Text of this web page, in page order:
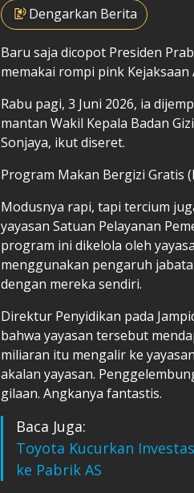
Dengarkan Berita
Baru saja dicopot Presiden
memakai rompi pink
Rabu pagi, 3 Juni 2026, ia
mantan Wakil Kepala Badan
Sonjaya, ikut diseret.
Program Makan Bergizi Gratis
Modusnya rapi, tapi tercium
yayasan Satuan Pelayanan
program ini dikelola oleh
menggunakan pengaruh
dengan mereka sendiri.
Direktur Penyidikan pada
bahwa yayasan tersebut
miliaran itu mengalir ke
akalan yayasan.
gilaan. Angkanya fantastis.
Baca Juga:
Toyota Kucurkan
ke Pabrik AS